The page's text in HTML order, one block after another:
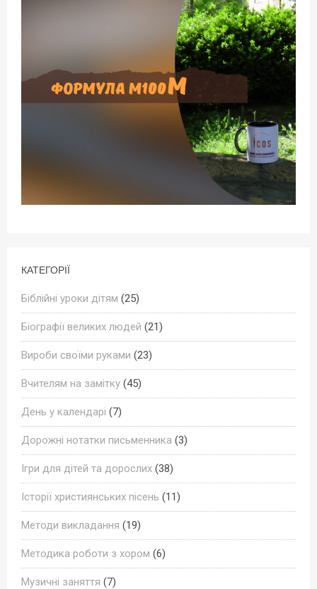
КАТЕГОРІЇ
Біблійні уроки дітям (25)
Біографії великих людей (21)
Вироби своїми руками (23)
Вчителям на замітку (45)
День у календарі (7)
Дорожні нотатки письменника (3)
Ігри для дітей та дорослих (38)
Історії християнських пісень (11)
Методи викладання (19)
Методика роботи з хором (6)
Музичні заняття (7)